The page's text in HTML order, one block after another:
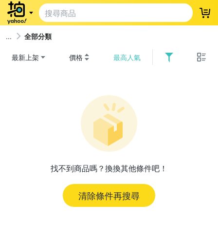
登
全部分類
最新上架 價格 最高人氣
找不到商品嗎？換換其他條件吧！
清除條件再搜尋